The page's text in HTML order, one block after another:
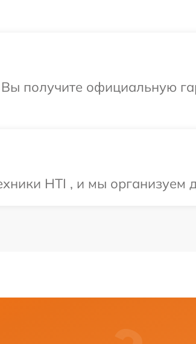
получите официальную
HTI , и мы организуем